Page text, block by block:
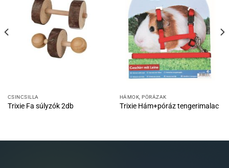
CSINCSILLA
Trixie Fa súlyzók 2db
HÁMOK, PÓRÁZAK
Trixie Hám+póráz tengerimalac